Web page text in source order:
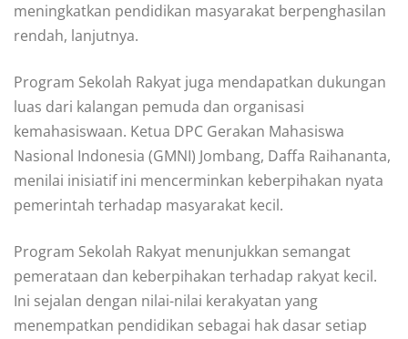
meningkatkan pendidikan masyarakat berpenghasilan
rendah, lanjutnya.
Program Sekolah Rakyat juga mendapatkan dukungan
luas dari kalangan pemuda dan organisasi
kemahasiswaan. Ketua DPC Gerakan Mahasiswa
Nasional Indonesia (GMNI) Jombang, Daffa Raihananta,
menilai inisiatif ini mencerminkan keberpihakan nyata
pemerintah terhadap masyarakat kecil.
Program Sekolah Rakyat menunjukkan semangat
pemerataan dan keberpihakan terhadap rakyat kecil.
Ini sejalan dengan nilai-nilai kerakyatan yang
menempatkan pendidikan sebagai hak dasar setiap